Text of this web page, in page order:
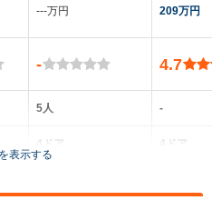
‐‐‐万円
-
5人
4ドア
全高
209万円
4.7
-
4ドア
表示する